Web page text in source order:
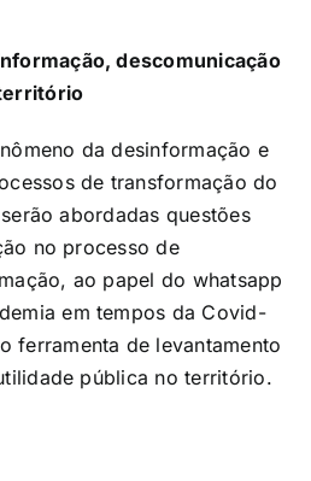
descomunicação
da desinformação e
de transformação do
abordadas questões
no processo de
ao papel do whatsapp
em tempos da Covid-
ferramenta de levantamento
pública no território.